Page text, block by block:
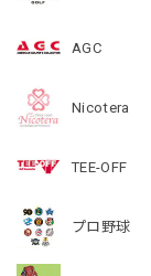
AGC
Nicotera
TEE-OFF
プロ野球